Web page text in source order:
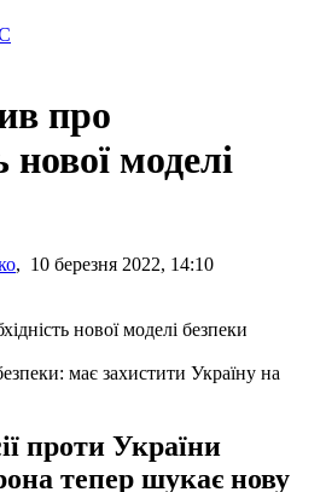
про
нової моделі
, 10 березня 2022, 14:10
має захистити Україну на
проти України
тепер шукає нову